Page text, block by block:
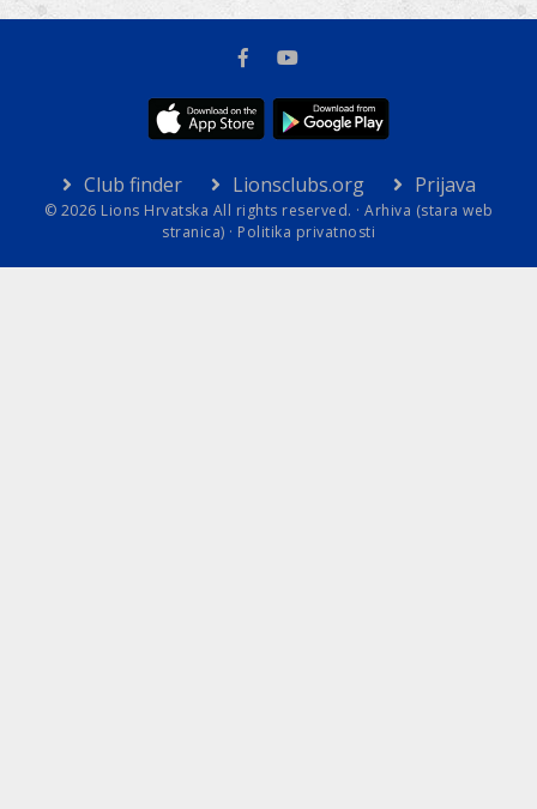
Club finder Lionsclubs.org Prijava
© 2026 Lions Hrvatska All rights reserved. · Arhiva (stara web
stranica) · Politika privatnosti